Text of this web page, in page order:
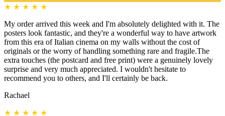
★ ★ ★ ★ ★
My order arrived this week and I'm absolutely delighted with it. The
posters look fantastic, and they're a wonderful way to have artwork
from this era of Italian cinema on my walls without the cost of
originals or the worry of handling something rare and fragile.The
extra touches (the postcard and free print) were a genuinely lovely
surprise and very much appreciated. I wouldn't hesitate to
recommend you to others, and I'll certainly be back.
Rachael
★ ★ ★ ★ ★